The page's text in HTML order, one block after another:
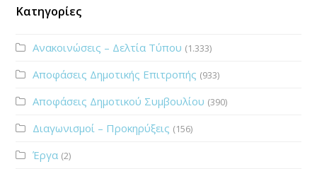
Κατηγορίες
Ανακοινώσεις – Δελτία Τύπου (1.333)
Αποφάσεις Δημοτικής Επιτροπής (933)
Αποφάσεις Δημοτικού Συμβουλίου (390)
Διαγωνισμοί – Προκηρύξεις (156)
Έργα (2)